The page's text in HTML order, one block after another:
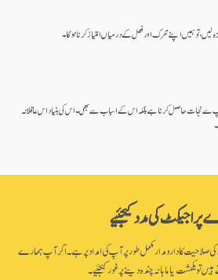
تو ہمیں اپنے محرک اور فعل کے درمیاں امتیاز کرنا ہو گا۔
نجات حاصل کرنا ہے بلکہ اس کے اسباب سے بھی۔ اس کی بنیاد اس عاقلانہ
کی مدد کیجئیے
کا دارومدار مکمل طور پر آپ کی امداد پر ہے۔ اگر آپ ہمارے
تو یکمشت یا ماہانہ چندہ دینے پر غور کیجئیے۔